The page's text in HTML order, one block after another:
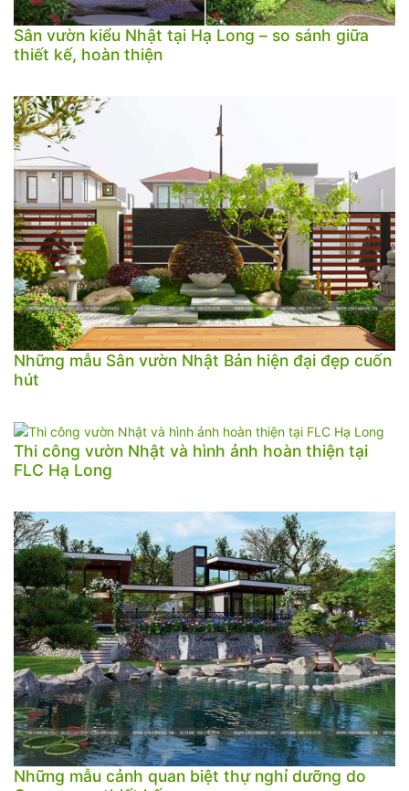
Sân vườn kiểu Nhật tại Hạ Long – so sánh giữa
thiết kế, hoàn thiện
Những mẫu Sân vườn Nhật Bản hiện đại đẹp cuốn
hút
Thi công vườn Nhật và hình ảnh hoàn thiện tại
FLC Hạ Long
Những mẫu cảnh quan biệt thự nghỉ dưỡng do